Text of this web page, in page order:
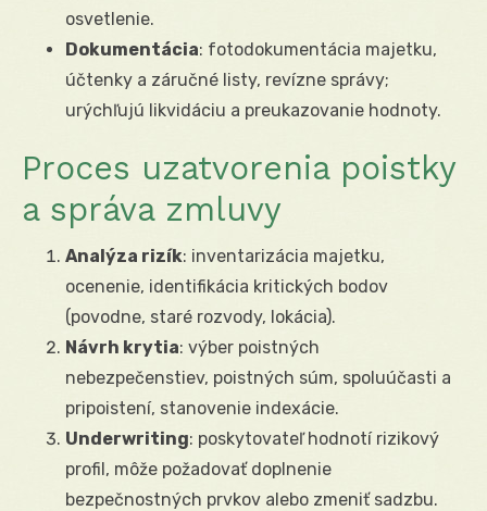
osvetlenie.
Dokumentácia: fotodokumentácia majetku,
účtenky a záručné listy, revízne správy;
urýchľujú likvidáciu a preukazovanie hodnoty.
Proces uzatvorenia poistky
a správa zmluvy
Analýza rizík: inventarizácia majetku,
ocenenie, identifikácia kritických bodov
(povodne, staré rozvody, lokácia).
Návrh krytia: výber poistných
nebezpečenstiev, poistných súm, spoluúčasti a
pripoistení, stanovenie indexácie.
Underwriting: poskytovateľ hodnotí rizikový
profil, môže požadovať doplnenie
bezpečnostných prvkov alebo zmeniť sadzbu.